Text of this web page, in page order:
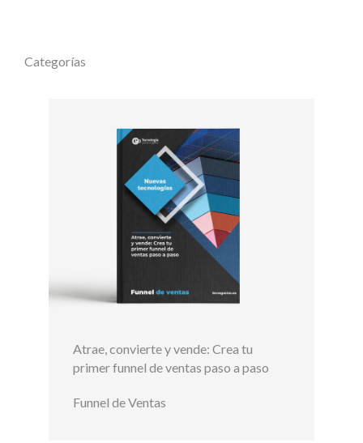
Categorías
Atrae, convierte y vende: Crea tu
primer funnel de ventas paso a paso
Funnel de Ventas